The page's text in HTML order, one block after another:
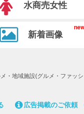
水商売女性
新着画像
・地域施設(グルメ・ファッ
広告掲載のご依頼